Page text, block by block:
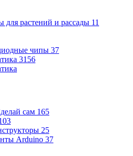
для растений и рассады 11
чипы 37
3156
сам 165
25
Arduino 37